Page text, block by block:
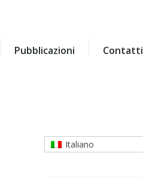
Pubblicazioni Contatti
Italiano
Pubblicazioni Contatti